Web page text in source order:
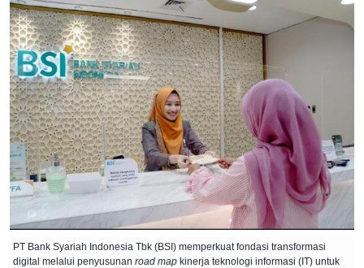
PT Bank Syariah Indonesia Tbk (BSI) memperkuat fondasi transformasi
digital melalui penyusunan road map kinerja teknologi informasi (IT) untuk